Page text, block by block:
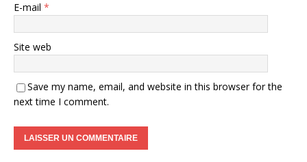
E-mail *
Site web
Save my name, email, and website in this browser for the
next time I comment.